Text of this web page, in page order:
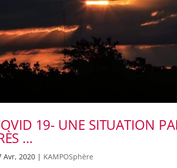
19- UNE SITUATION
…
Avr, 2020 | KAMPOSphère